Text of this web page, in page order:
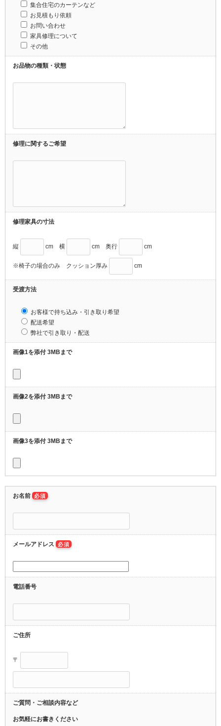
集合住宅のカーテンなど
お見積もり依頼
お問い合わせ
家具修理について
その他
お品物の種類・状態
修理に関するご希望
修理家具の寸法
縦 cm 横 cm 奥行 cm
※椅子の場合のみ クッション厚み cm
受渡方法
お客様で持ち込み・引き取り希望
配送希望
弊社で引き取り・配送
画像1を添付 3MBまで
画像2を添付 3MBまで
画像3を添付 3MBまで
お名前 必須
メールアドレス 必須
電話番号
ご住所
〒
ご質問・ご相談内容など
お気軽にお書きください